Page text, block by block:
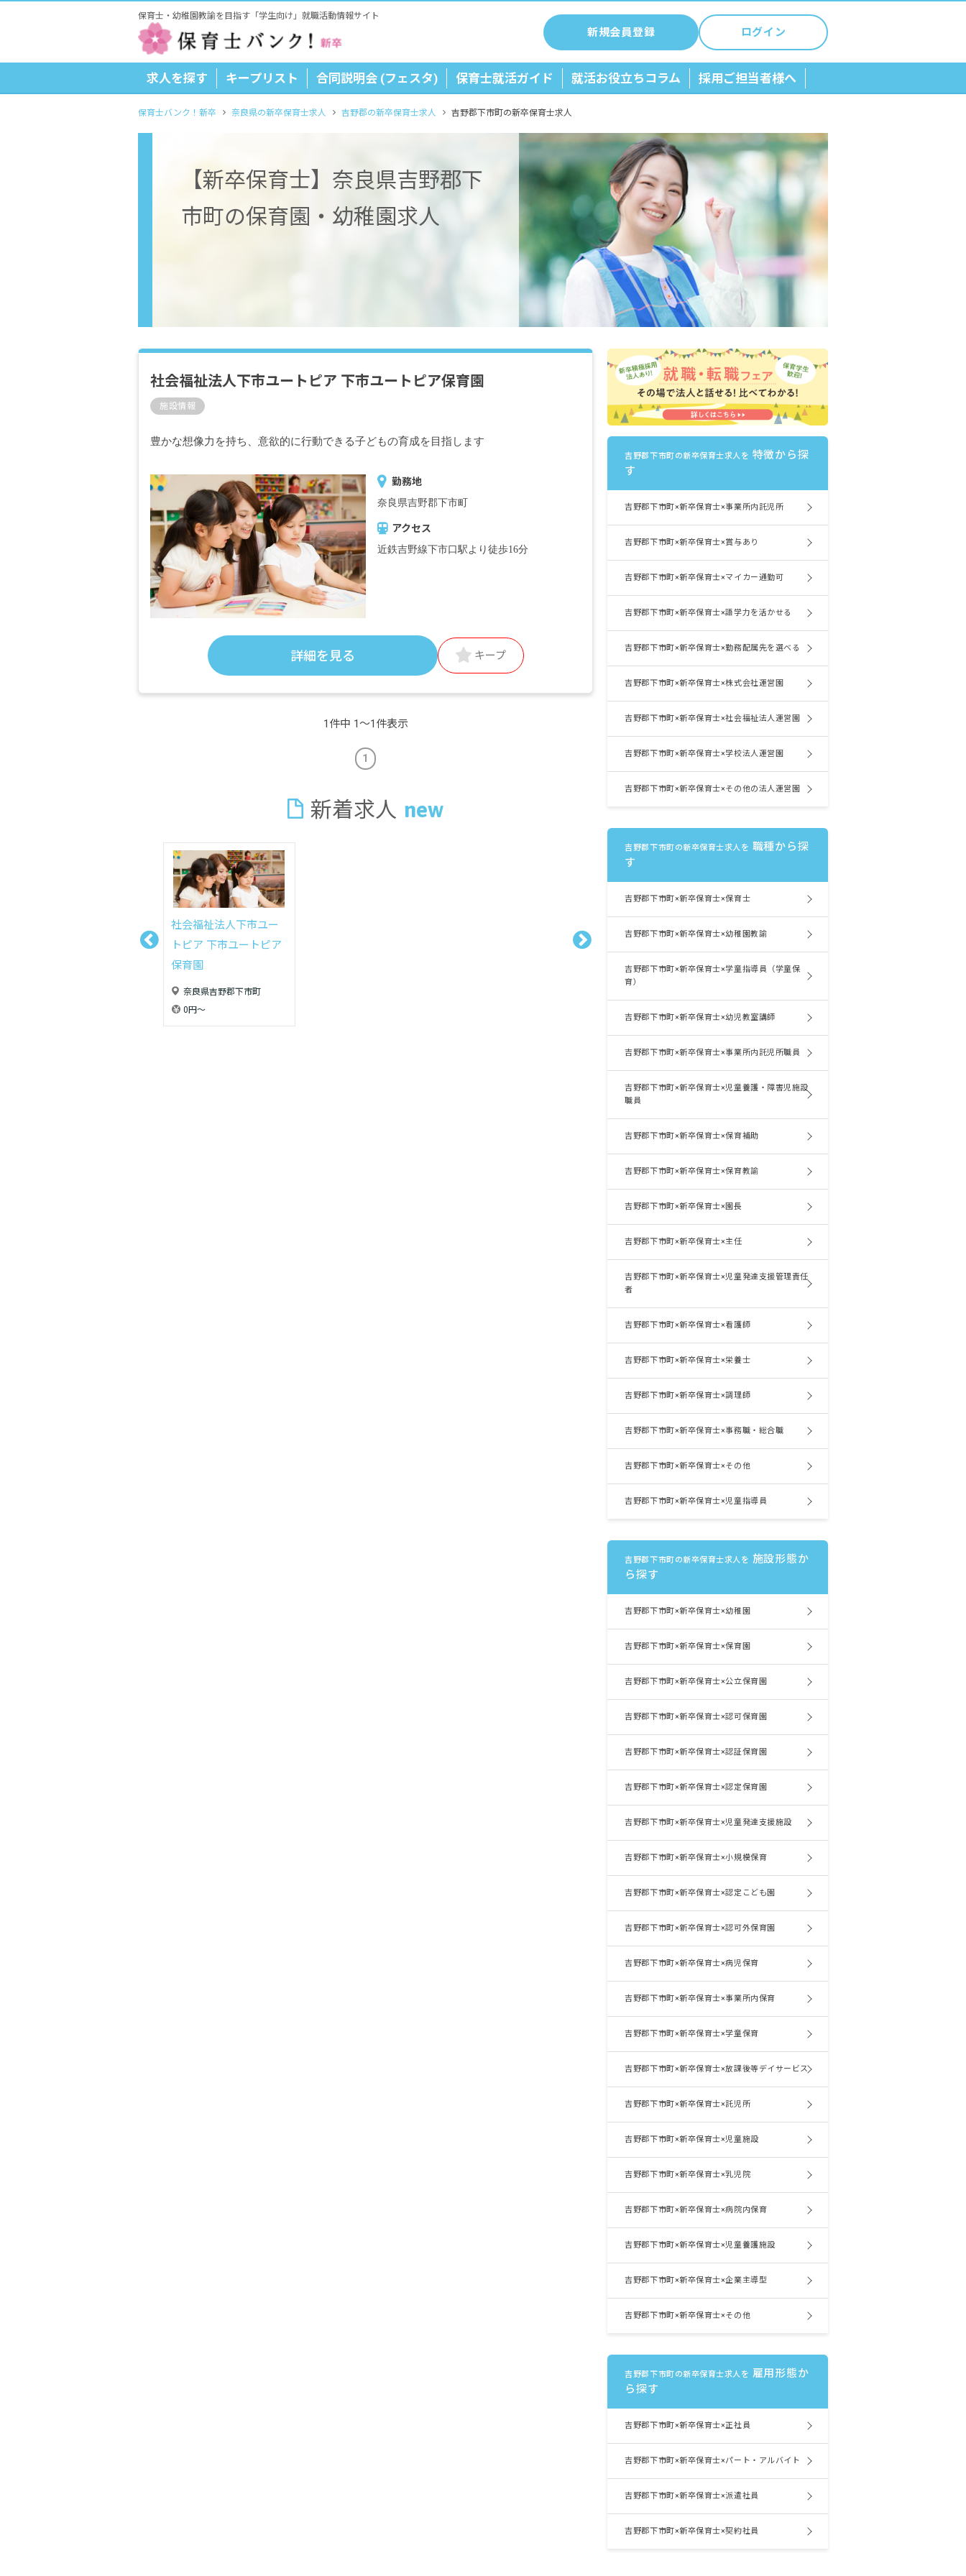
保育士・幼稚園教諭を目指す「学生向け」就職活動情報サイト
新規会員登録 ログイン
求人を探す キープリスト 合同説明会 (フェスタ) 保育士就活ガイド 就活お役立ちコラム 採用ご担当者様へ
保育士バンク！新卒 奈良県の新卒保育士求人 吉野郡の新卒保育士求人 吉野郡下市町の新卒保育士求人
【新卒保育士】奈良県吉野郡下
市町の保育園・幼稚園求人
社会福祉法人下市ユートピア 下市ユートピア保育園
施設情報
豊かな想像力を持ち、意欲的に行動できる子どもの育成を目指します
勤務地
奈良県吉野郡下市町
アクセス
近鉄吉野線下市口駅より徒歩16分
詳細を見る キープ
1件中 1〜1件表示
1
新着求人
社会福祉法人下市ユー
トピア 下市ユートピア
保育園
奈良県吉野郡下市町
0円〜
吉野郡下市町の新卒保育士求人を 特徴から探
す
吉野郡下市町×新卒保育士×事業所内託児所
吉野郡下市町×新卒保育士×賞与あり
吉野郡下市町×新卒保育士×マイカー通勤可
吉野郡下市町×新卒保育士×語学力を活かせる
吉野郡下市町×新卒保育士×勤務配属先を選べる
吉野郡下市町×新卒保育士×株式会社運営園
吉野郡下市町×新卒保育士×社会福祉法人運営園
吉野郡下市町×新卒保育士×学校法人運営園
吉野郡下市町×新卒保育士×その他の法人運営園
吉野郡下市町の新卒保育士求人を 職種から探
す
吉野郡下市町×新卒保育士×保育士
吉野郡下市町×新卒保育士×幼稚園教諭
吉野郡下市町×新卒保育士×学童指導員（学童保
育）
吉野郡下市町×新卒保育士×幼児教室講師
吉野郡下市町×新卒保育士×事業所内託児所職員
吉野郡下市町×新卒保育士×児童養護・障害児施設
職員
吉野郡下市町×新卒保育士×保育補助
吉野郡下市町×新卒保育士×保育教諭
吉野郡下市町×新卒保育士×園長
吉野郡下市町×新卒保育士×主任
吉野郡下市町×新卒保育士×児童発達支援管理責任
者
吉野郡下市町×新卒保育士×看護師
吉野郡下市町×新卒保育士×栄養士
吉野郡下市町×新卒保育士×調理師
吉野郡下市町×新卒保育士×事務職・総合職
吉野郡下市町×新卒保育士×その他
吉野郡下市町×新卒保育士×児童指導員
吉野郡下市町の新卒保育士求人を 施設形態か
ら探す
吉野郡下市町×新卒保育士×幼稚園
吉野郡下市町×新卒保育士×保育園
吉野郡下市町×新卒保育士×公立保育園
吉野郡下市町×新卒保育士×認可保育園
吉野郡下市町×新卒保育士×認証保育園
吉野郡下市町×新卒保育士×認定保育園
吉野郡下市町×新卒保育士×児童発達支援施設
吉野郡下市町×新卒保育士×小規模保育
吉野郡下市町×新卒保育士×認定こども園
吉野郡下市町×新卒保育士×認可外保育園
吉野郡下市町×新卒保育士×病児保育
吉野郡下市町×新卒保育士×事業所内保育
吉野郡下市町×新卒保育士×学童保育
吉野郡下市町×新卒保育士×放課後等デイサービス
吉野郡下市町×新卒保育士×託児所
吉野郡下市町×新卒保育士×児童施設
吉野郡下市町×新卒保育士×乳児院
吉野郡下市町×新卒保育士×病院内保育
吉野郡下市町×新卒保育士×児童養護施設
吉野郡下市町×新卒保育士×企業主導型
吉野郡下市町×新卒保育士×その他
吉野郡下市町の新卒保育士求人を 雇用形態か
ら探す
吉野郡下市町×新卒保育士×正社員
吉野郡下市町×新卒保育士×パート・アルバイト
吉野郡下市町×新卒保育士×派遣社員
吉野郡下市町×新卒保育士×契約社員